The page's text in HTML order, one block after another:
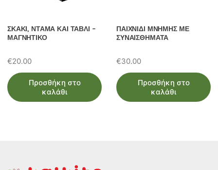
ΣΚΑΚΙ, ΝΤΑΜΑ ΚΑΙ ΤΑΒΛΙ –
ΜΑΓΝΗΤΙΚΟ
€20.00
Προσθήκη στο
καλάθι
ΠΑΙΧΝΙΔΙ ΜΝΗΜΗΣ ΜΕ
ΣΥΝΑΙΣΘΗΜΑΤΑ
€30.00
Προσθήκη στο
καλάθι